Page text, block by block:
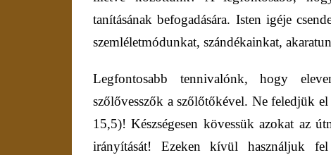
tanításának befogadására. Isten igéje
szemléletmódunkat, szándékainkat,
Legfontosabb tennivalónk, hogy
szőlővesszők a szőlőtőkével. Ne feledjük el
15,5)! Készségesen kövessük azokat az
irányítását! Ezeken kívül használjuk